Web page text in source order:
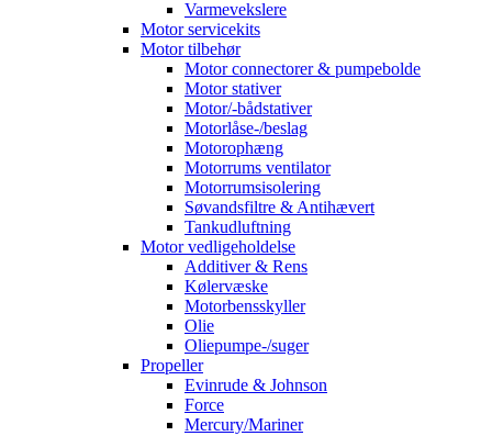
Varmevekslere
Motor servicekits
Motor tilbehør
Motor connectorer & pumpebolde
Motor stativer
Motor/-bådstativer
Motorlåse-/beslag
Motorophæng
Motorrums ventilator
Motorrumsisolering
Søvandsfiltre & Antihævert
Tankudluftning
Motor vedligeholdelse
Additiver & Rens
Kølervæske
Motorbensskyller
Olie
Oliepumpe-/suger
Propeller
Evinrude & Johnson
Force
Mercury/Mariner